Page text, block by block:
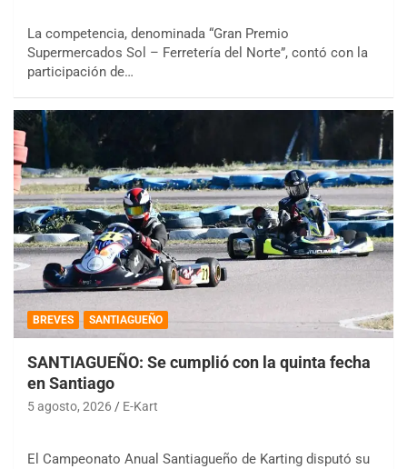
La competencia, denominada “Gran Premio
Supermercados Sol – Ferretería del Norte”, contó con la
participación de…
BREVES SANTIAGUEÑO
SANTIAGUEÑO: Se cumplió con la quinta fecha
en Santiago
5 agosto, 2026 E-Kart
El Campeonato Anual Santiagueño de Karting disputó su